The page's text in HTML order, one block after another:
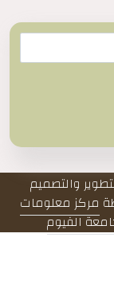
والتصميم
مركز معلومات
الفيوم